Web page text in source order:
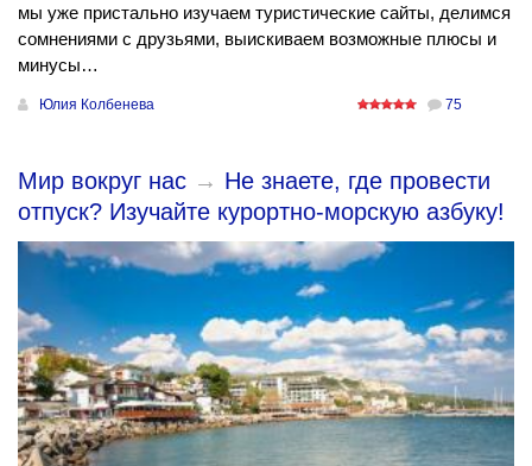
мы уже пристально изучаем туристические сайты, делимся
сомнениями с друзьями, выискиваем возможные плюсы и
минусы…
Юлия Колбенева 75
Мир вокруг нас → Не знаете, где провести
отпуск? Изучайте курортно-морскую азбуку!